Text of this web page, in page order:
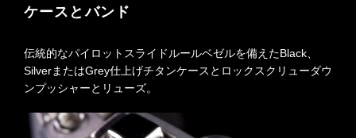
ケースとバンド
伝統的なパイロットスライドルールベゼルを備えたBlack、
SilverまたはGrey仕上げチタンケースとロックスクリューダウ
ンプッシャーとリューズ。